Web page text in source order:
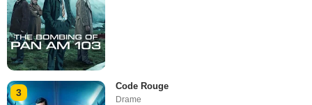
3
Code Rouge
Drame